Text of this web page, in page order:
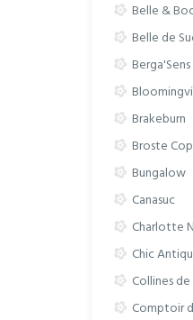
Belle &
Belle de
Berga'Sens
Brakeburn
Broste
Bungalow
Canasuc
Charlotte
Chic
Collines
Comptoir